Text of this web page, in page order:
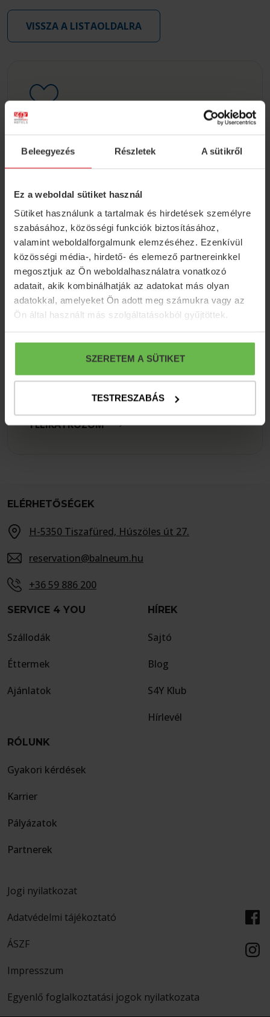
Beleegyezés Részletek A sütikről
Ez a weboldal sütiket használ
Sütiket használunk a tartalmak és hirdetések személyre
szabásához, közösségi funkciók biztosításához,
valamint weboldalforgalmunk elemzéséhez. Ezenkívül
közösségi média-, hirdető- és elemező partnereinkkel
megosztjuk az Ön weboldalhasználatra vonatkozó
adatait, akik kombinálhatják az adatokat más olyan
adatokkal, amelyeket Ön adott meg számukra vagy az
Ön által használt más szolgáltatásokból gyűjtöttek.
SZERETEM A SÜTIKET
TESTRESZABÁS
VISSZA A LISTAOLDALRA
Regisztráljon törzsvendégprogramunkba és
foglaljon kedvezményesen szállást bármely
ÉRDEKEL
Hírlevél feliratkozás
Iratkozzon fel hírlevelünkre, hogy azonnal
megkapja legjobb ajánlatainkat, aktuális
FELIRATKOZOM
ELÉRHETŐSÉGEK
H-5350 Tiszafüred, Húszöles út 27.
reservation@balneum.hu
+36 59 886 200
SERVICE 4 YOU
Szállodák
Éttermek
Ajánlatok
HÍREK
Sajtó
Blog
S4Y Klub
Hírlevél
RÓLUNK
Gyakori kérdések
Karrier
Pályázatok
Partnerek
Jogi nyilatkozat
Adatvédelmi tájékoztató
ÁSZF
Impresszum
Egyenlő foglalkoztatási jogok nyilatkozata